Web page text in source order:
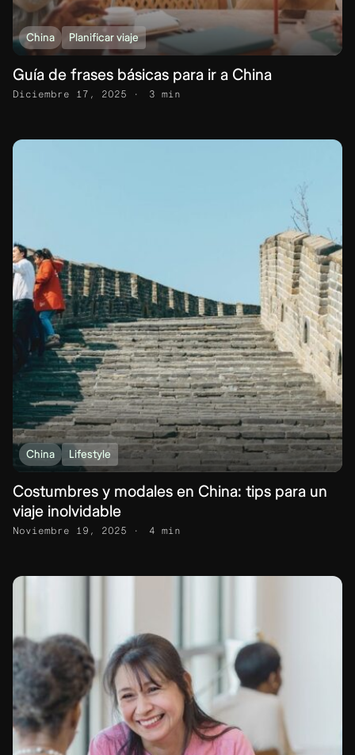
China Planificar viaje
Guía de frases básicas para ir a China
Diciembre 17, 2025 3 min
China Lifestyle
Costumbres y modales en China: tips para un
viaje inolvidable
Noviembre 19, 2025 4 min